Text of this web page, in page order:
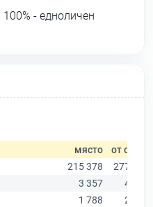
100% - едноличен
място
от общо
215 378
277 019
3 357
4 269
1 788
2 217